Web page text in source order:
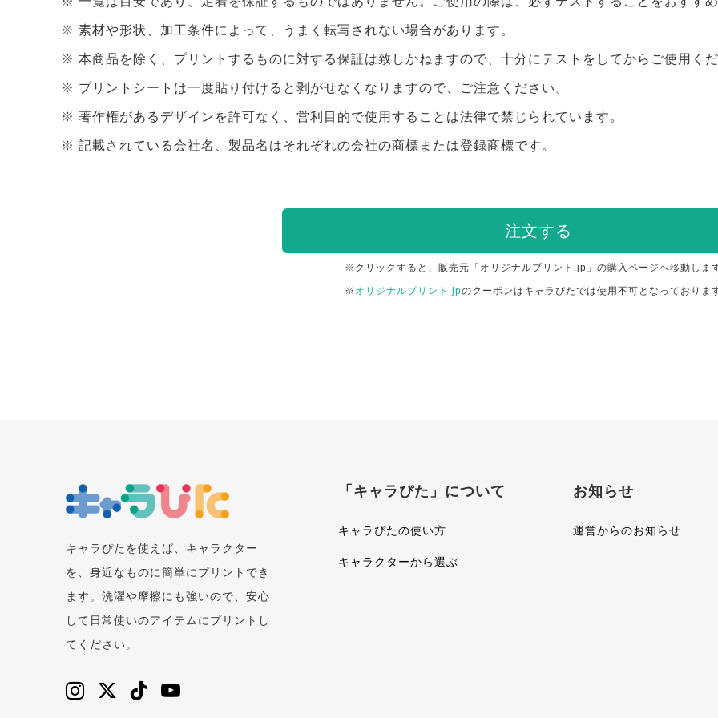
素材や形状、加工条件によって、うまく転写されない場合があります。
本商品を除く、プリントするものに対する保証は致しかねますので、十分にテストをしてからご使用くだ
プリントシートは一度貼り付けると剥がせなくなりますので、ご注意ください。
著作権があるデザインを許可なく、営利目的で使用することは法律で禁じられています。
記載されている会社名、製品名はそれぞれの会社の商標または登録商標です。
注文する
※クリックすると、販売元「オリジナルプリント.jp」の購入ページへ移動しま
※ オリジナルプリント.jpのクーポンはキャラぴたでは使用不可となっておりま
キャラぴたを使えば、キャラクター
を、身近なものに簡単にプリントでき
ます。洗濯や摩擦にも強いので、安心
して日常使いのアイテムにプリントし
てください。
「キャラぴた」について
キャラぴたの使い方
キャラクターから選ぶ
お知らせ
運営からのお知らせ